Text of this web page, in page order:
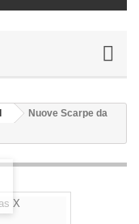
Nuove Scarpe da